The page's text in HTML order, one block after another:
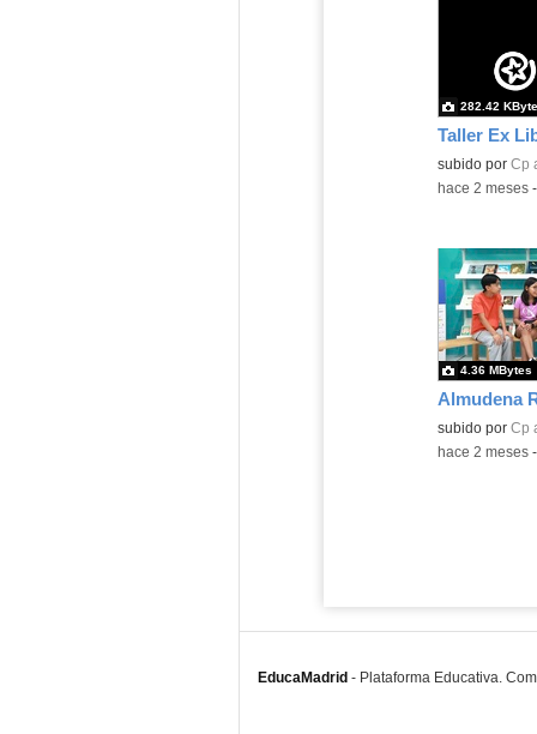
Taller Ex
Contenido
subido por Cp
282.42
-hace 2 meses-
Almudena
Contenido
subido por Cp
4.36 MBytes
-hace 2 meses-
EducaMadrid - Plataforma Educativa.